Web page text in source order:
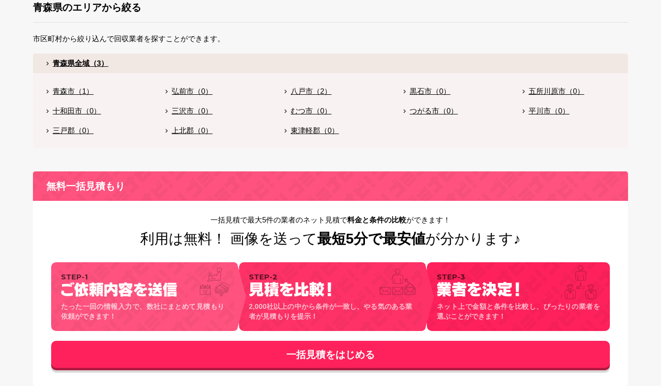
青森県のエリアから絞る
市区町村から絞り込んで回収業者を探すことができます。
青森県全域（3）
青森市（1） 弘前市（0） 八戸市（2） 黒石市（0） 五所川原市（0）
十和田市（0） 三沢市（0） むつ市（0） つがる市（0） 平川市（0）
三戸郡（0） 上北郡（0） 東津軽郡（0）
無料一括見積もり
一括見積で最大5件の業者のネット見積で料金と条件の比較ができます！
利用は無料！ 画像を送って最短5分で最安値が分かります♪
STEP-1
たった一回の情報入力で、数社にまとめて見積もり
依頼ができます！
STEP-2
2,000社以上の中から条件が一致し、やる気のある業
者が見積もりを提示！
STEP-3
ネット上で金額と条件を比較し、ぴったりの業者を
選ぶことができます！